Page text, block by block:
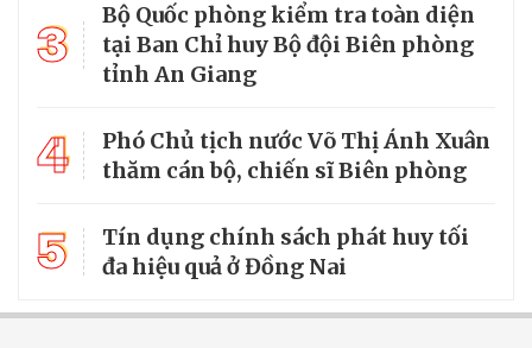
3
Bộ Quốc phòng kiểm tra toàn diện
tại Ban Chỉ huy Bộ đội Biên phòng
tỉnh An Giang
4
Phó Chủ tịch nước Võ Thị Ánh Xuân
thăm cán bộ, chiến sĩ Biên phòng
5
Tín dụng chính sách phát huy tối
đa hiệu quả ở Đồng Nai